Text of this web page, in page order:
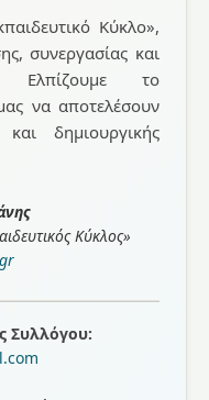
Κύκλο»,
συνεργασίας και
Ελπίζουμε το
να αποτελέσουν
δημιουργικής
Κύκλος»
Συλλόγου: